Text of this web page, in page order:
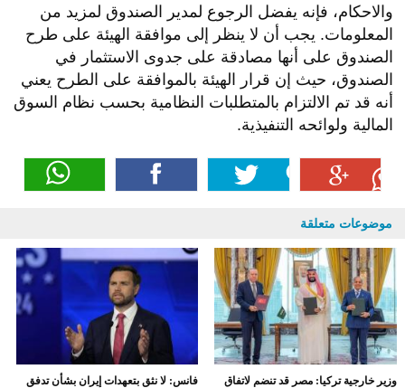
والاحكام، فإنه يفضل الرجوع لمدير الصندوق لمزيد من
المعلومات. يجب أن لا ينظر إلى موافقة الهيئة على طرح
الصندوق على أنها مصادقة على جدوى الاستثمار في
الصندوق، حيث إن قرار الهيئة بالموافقة على الطرح يعني
أنه قد تم الالتزام بالمتطلبات النظامية بحسب نظام السوق
المالية ولوائحه التنفيذية.
موضوعات متعلقة
وزير خارجية تركيا: مصر قد تنضم لاتفاق فانس: لا نثق بتعهدات إيران بشأن تدفق